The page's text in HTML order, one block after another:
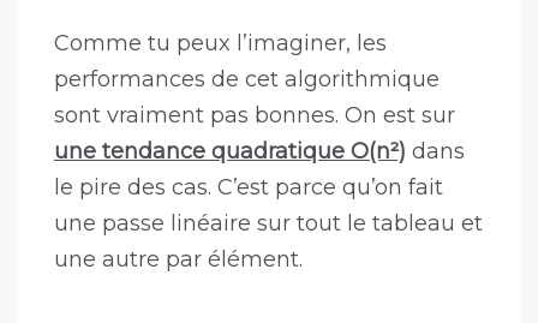
Comme tu peux l’imaginer, les
performances de cet algorithmique
sont vraiment pas bonnes. On est sur
une tendance quadratique O(n²) dans
le pire des cas. C’est parce qu’on fait
une passe linéaire sur tout le tableau et
une autre par élément.